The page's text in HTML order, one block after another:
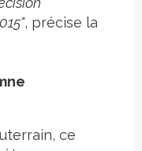
, précise la
ce